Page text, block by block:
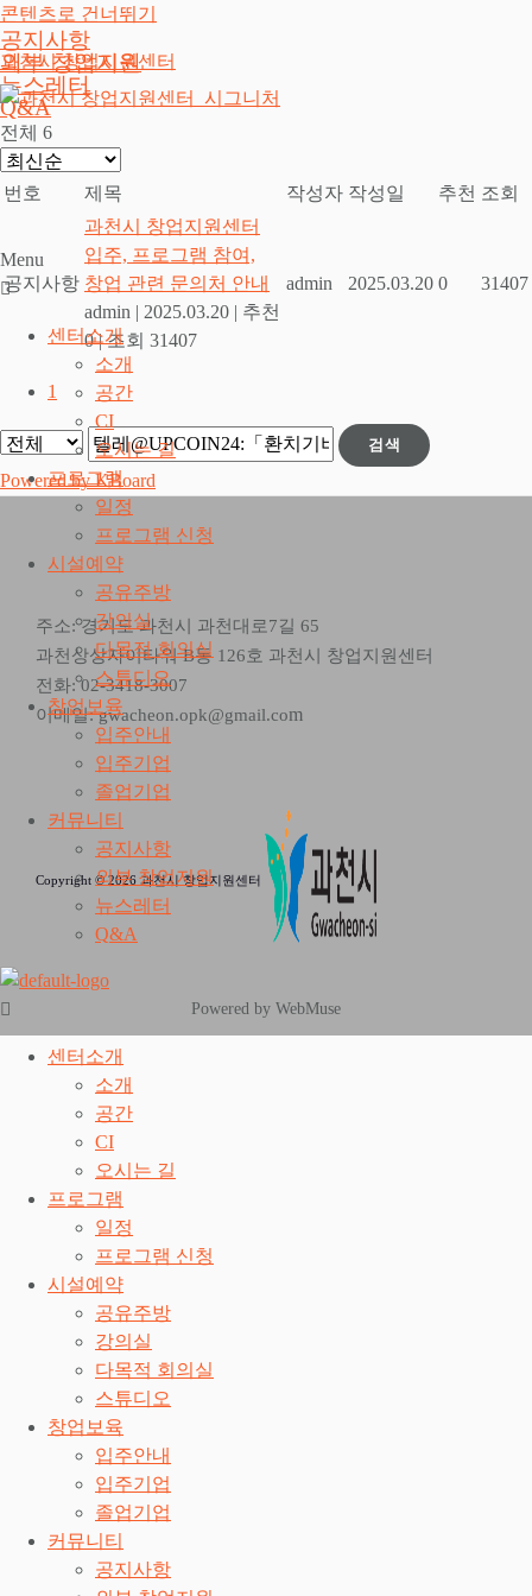
콘텐츠로 건너뛰기
과천시 창업지원센터
Menu
센터소개
소개
공간
CI
오시는 길
프로그램
일정
프로그램 신청
시설예약
공유주방
강의실
다목적 회의실
스튜디오
창업보육
입주안내
입주기업
졸업기업
커뮤니티
공지사항
외부 창업지원
뉴스레터
Q&A
센터소개
소개
공간
CI
오시는 길
프로그램
일정
프로그램 신청
시설예약
공유주방
강의실
다목적 회의실
스튜디오
창업보육
입주안내
입주기업
졸업기업
커뮤니티
공지사항
공지사항
외부 창업지원
뉴스레터
Q&A
전체 6
번호 제목 작성자 작성일 추천 조회
공지사항
과천시 창업지원센터
입주, 프로그램 참여,
창업 관련 문의처 안내
admin | 2025.03.20 | 추천
0 | 조회 31407
admin 2025.03.20 0 31407
1
검색
Powered by KBoard
주소: 경기도 과천시 과천대로7길 65
과천상상자이타워 B동 126호 과천시 창업지원센터
전화: 02-3418-3007
이메일: gwacheon.opk@gmail.com
Copyright © 2026 과천시 창업지원센터
Powered by WebMuse